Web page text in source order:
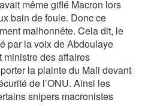
même giflé Macron lors
bain de foule. Donc ce
malhonnête. Cela dit, le
par la voix de Abdoulaye
ministre des affaires
la plainte du Mali devant
de l’ONU. Ainsi les
snipers macronistes